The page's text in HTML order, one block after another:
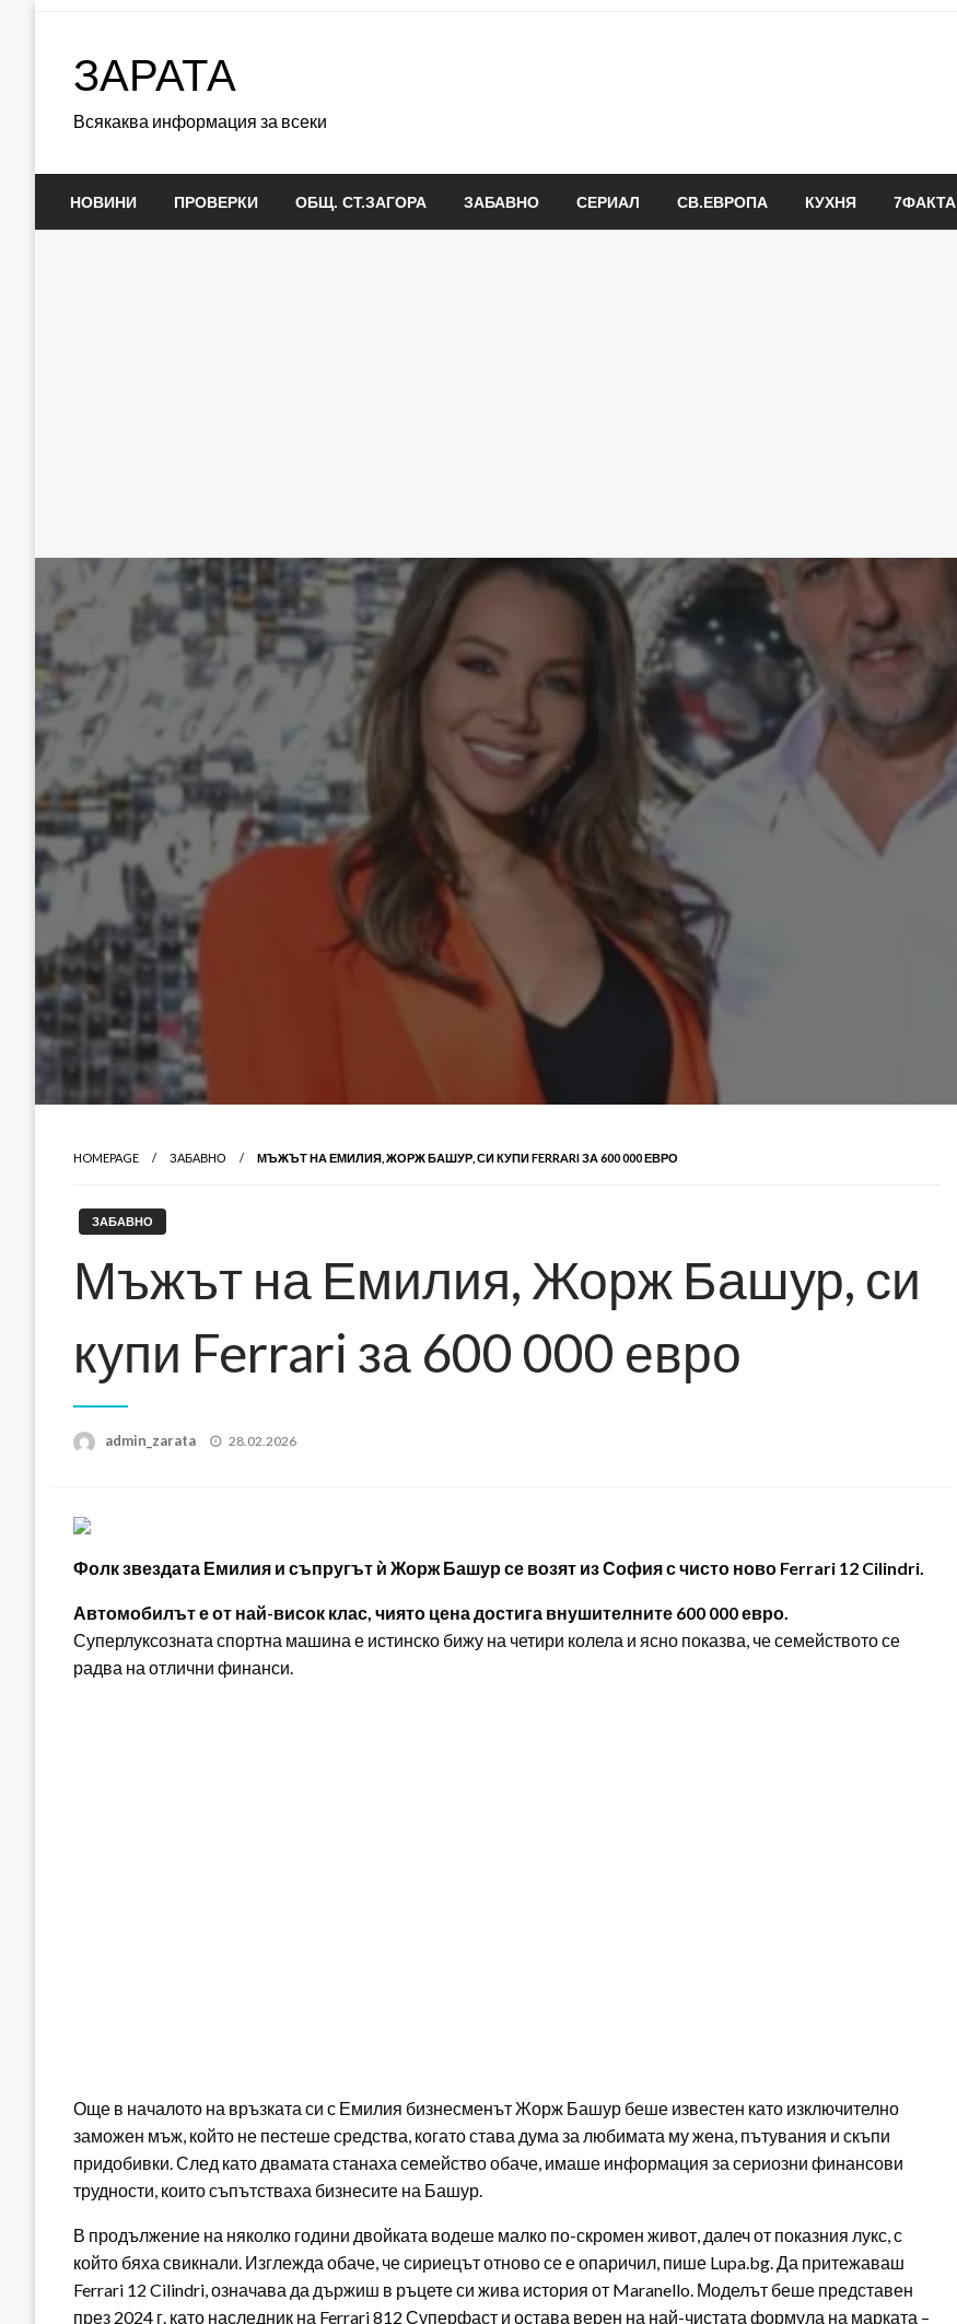
ЗАРАТА
Всякаква информация за всеки
НОВИНИ ПРОВЕРКИ ОБЩ. СТ.ЗАГОРА ЗАБАВНО СЕРИАЛ СВ.ЕВРОПА КУХНЯ 7ФАКТА
HOMEPAGE ЗАБАВНО МЪЖЪТ НА ЕМИЛИЯ, ЖОРЖ БАШУР, СИ КУПИ FERRARI ЗА 600 000 ЕВРО
ЗАБАВНО
Мъжът на Емилия, Жорж Башур, си
купи Ferrari за 600 000 евро
admin_zarata
Posted
28.02.2026
Фолк звездата Емилия и съпругът ѝ Жорж Башур се возят из София с чисто ново Ferrari 12 Cilindri.
Автомобилът е от най-висок клас, чиято цена достига внушителните 600 000 евро.
Суперлуксозната спортна машина е истинско бижу на четири колела и ясно показва, че семейството се
радва на отлични финанси.
Още в началото на връзката си с Емилия бизнесменът Жорж Башур беше известен като изключително
заможен мъж, който не пестеше средства, когато става дума за любимата му жена, пътувания и скъпи
придобивки. След като двамата станаха семейство обаче, имаше информация за сериозни финансови
трудности, които съпътстваха бизнесите на Башур.
В продължение на няколко години двойката водеше малко по-скромен живот, далеч от показния лукс, с
който бяха свикнали. Изглежда обаче, че сириецът отново се е опаричил, пише Lupa.bg. Да притежаваш
Ferrari 12 Cilindri, означава да държиш в ръцете си жива история от Maranello. Моделът беше представен
през 2024 г. като наследник на Ferrari 812 Суперфаст и остава верен на най-чистата формула на марката –